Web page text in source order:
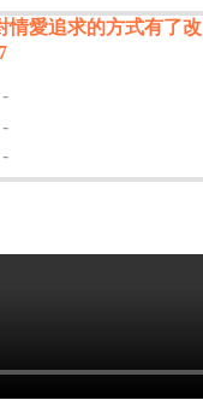
情愛追求的方式有了改
-
-
-